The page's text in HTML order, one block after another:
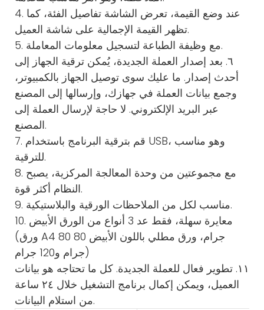
4. عند وضع القيمة، تعرض الشاشة تفاصيل الفئة، كما
تظهر القيمة الإجمالية على شاشة العميل.
5. مع وظيفة الطباعة لتسجيل معلومات المعاملة.
٦. بعد إصدار العملة الجديدة، يُمكن ترقية الجهاز إلى
أحدث إصدار. ما عليك سوى توصيل الجهاز بالكمبيوتر،
وجمع بيانات العملة في جهازك، وإرسالها إلى المصنع
عبر البريد الإلكتروني. لا حاجة لإرسال العملة إلى
المصنع.
7. قم بترقية البرنامج باستخدام USB، وهو مناسب
للترقية.
8. مع مجموعتين من وحدة المعالجة المركزية، يصبح
النظام أكثر قوة.
9. مناسب لكل من الملاحظات الورقية والبلاستيكية.
10. معايرة سهلة، فقط عد 3 أنواع من الورق الأبيض
(ورق A4 80 جرام، ورق مطلي باللون الأبيض 80
جرام و120 جرام)
١١. تطوير فعال للعملة الجديدة. كل ما تحتاجه هو بيانات
العميل، ويمكن إكمال برنامج التشغيل خلال ٢٤ ساعة
من استلام البيانات.